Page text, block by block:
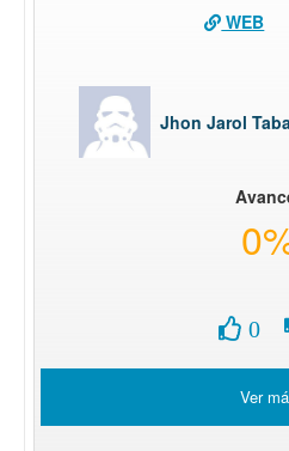
WEB
Jhon Jarol
0
Ver